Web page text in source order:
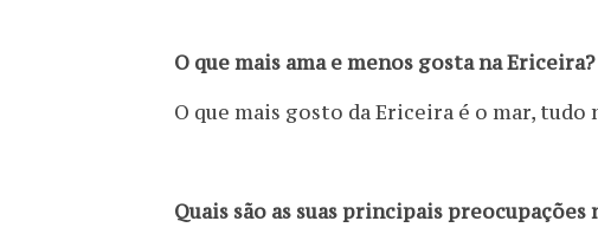
O que mais ama e menos gosta na Ericeira?
O que mais gosto da Ericeira é o mar, tudo
Quais são as suas principais